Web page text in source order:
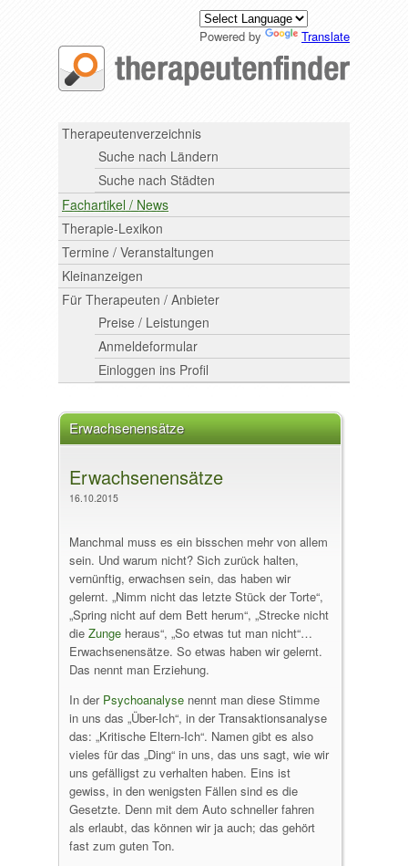
Powered by Translate
Therapeutenverzeichnis
Suche nach Ländern
Suche nach Städten
Fachartikel / News
Therapie-Lexikon
Termine / Veranstaltungen
Kleinanzeigen
Für Therapeuten / Anbieter
Preise / Leistungen
Anmeldeformular
Einloggen ins Profil
Erwachsenensätze
Erwachsenensätze
16.10.2015
Manchmal muss es ein bisschen mehr von allem
sein. Und warum nicht? Sich zurück halten,
vernünftig, erwachsen sein, das haben wir
gelernt. „Nimm nicht das letzte Stück der Torte“,
„Spring nicht auf dem Bett herum“, „Strecke nicht
die Zunge heraus“, „So etwas tut man nicht“…
Erwachsenensätze. So etwas haben wir gelernt.
Das nennt man Erziehung.
In der Psychoanalyse nennt man diese Stimme
in uns das „Über-Ich“, in der Transaktionsanalyse
das: „Kritische Eltern-Ich“. Namen gibt es also
vieles für das „Ding“ in uns, das uns sagt, wie wir
uns gefälligst zu verhalten haben. Eins ist
gewiss, in den wenigsten Fällen sind es die
Gesetzte. Denn mit dem Auto schneller fahren
als erlaubt, das können wir ja auch; das gehört
fast zum guten Ton.